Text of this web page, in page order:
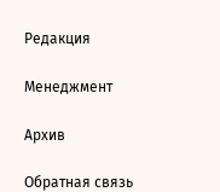
Редакция
Менеджмент
Архив
Обратная связь